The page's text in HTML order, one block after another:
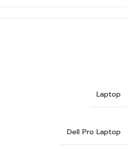
Laptop
Dell Pro Laptop